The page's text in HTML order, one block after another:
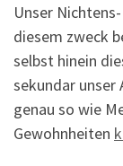
Unser
diesem zweck
selbst hinein
sekundar
genau so wie
Gewohnheiten